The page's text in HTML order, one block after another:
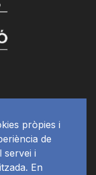
pròpies i
de
servei i
En